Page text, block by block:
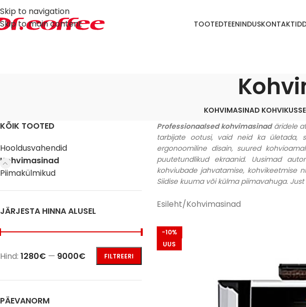
Skip to navigation
Skip to main content
TOOTEDTEENINDUSKONTAKTID
KOHVIMASINAD KOHVIKUSSE
KÕIK TOOTED
Hooldusvahendid
Kohvimasinad
Piimakülmikud
JÄRJESTA HINNA ALUSEL
FILTREERI
Hind: 1280€ — 9000€
PÄEVANORM
Professionaalsed kohvimasinadäridele
tarbijate ootusi, vaid neid ka ületada,
ergonoomiline disain, suured
puutetundlikud ekraanid. Uusimad
kohviubade jahvatamise, kohvikeetmise
Siidise kuuma või külma piimavahuga.
Esileht Kohvimasinad
-10%
UUS